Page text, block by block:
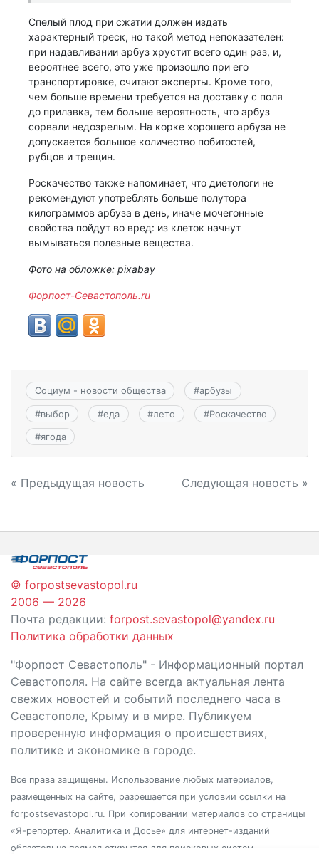
Спелый плод при сжатии должен издать
характерный треск, но такой метод непоказателен:
при надавливании арбуз хрустит всего один раз, и,
вероятнее всего, это уже произошло при его
транспортировке, считают эксперты. Кроме того,
чем больше времени требуется на доставку с поля
до прилавка, тем больше вероятность, что арбуз
сорвали недозрелым. На корке хорошего арбуза не
допускается большое количество побитостей,
рубцов и трещин.
Роскачество также напоминает, что диетологи не
рекомендуют употреблять больше полутора
килограммов арбуза в день, иначе мочегонные
свойства пойдут во вред: из клеток начнут
вымываться полезные вещества.
Фото на обложке: pixabay
Форпост-Севастополь.ru
Социум - новости общества #арбузы
#выбор #еда #лето #Роскачество
#ягода
Навигация
записям
« Предыдущая новость Следующая новость »
© forpostsevastopol.ru
2006 — 2026
Почта редакции: forpost.sevastopol@yandex.ru
Политика обработки данных
"Форпост Севастополь" - Информационный портал
Севастополя. На сайте всегда актуальная лента
свежих новостей и событий последнего часа в
Севастополе, Крыму и в мире. Публикуем
проверенную информация о происшествиях,
политике и экономике в городе.
Все права защищены. Использование любых материалов,
размещенных на сайте, разрешается при условии ссылки на
forpostsevastopol.ru. При копировании материалов со страницы
«Я-репортер. Аналитика и Досье» для интернет-изданий
обязательна прямая открытая для поисковых систем